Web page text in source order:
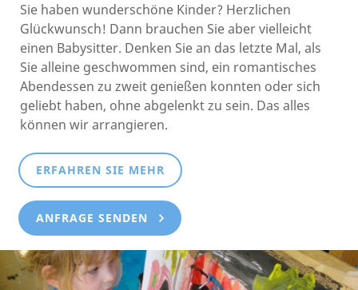
Sie haben wunderschöne Kinder? Herzlichen
Glückwunsch! Dann brauchen Sie aber vielleicht
einen Babysitter. Denken Sie an das letzte Mal, als
Sie alleine geschwommen sind, ein romantisches
Abendessen zu zweit genießen konnten oder sich
geliebt haben, ohne abgelenkt zu sein. Das alles
können wir arrangieren.
ERFAHREN SIE MEHR
ANFRAGE SENDEN